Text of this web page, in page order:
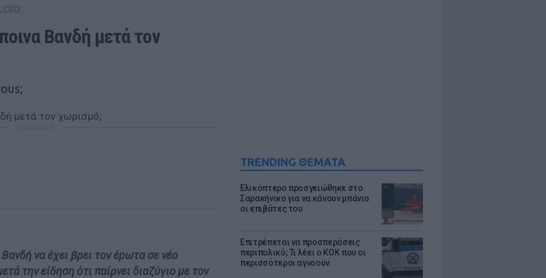
TRENDING ΘΕΜΑΤΑ
Ελικόπτερο προσγειώθηκε στο
Σαρακήνικο για να κάνουν μπάνιο
οι επιβάτες του
Επιτρέπεται να προσπεράσεις
περιπολικό; Τι λέει ο ΚΟΚ που οι
περισσότεροι αγνοούν
Βανδή μετά τον
να έχει βρει τον έpωτα σε νέο
την είδηση ότι παίρνει διαζύγιο με τον